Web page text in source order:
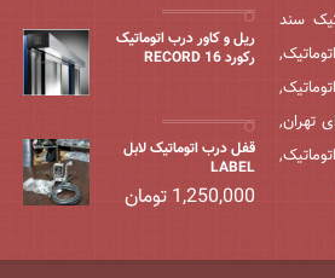
سند
تهران,
ریل و کاور درب اتوماتیک
رکورد 16 RECORD
قفل درب اتوماتیک لابل
LABEL
1,250,000 تومان